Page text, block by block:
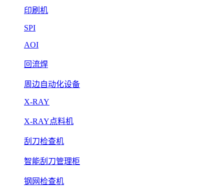
印刷机
SPI
AOI
回流焊
周边自动化设备
X-RAY
X-RAY点料机
刮刀检查机
智能刮刀管理柜
钢网检查机